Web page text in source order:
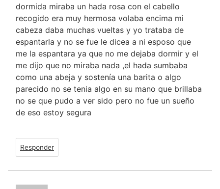
dormida miraba un hada rosa con el cabello
recogido era muy hermosa volaba encima mi
cabeza daba muchas vueltas y yo trataba de
espantarla y no se fue le dicea a ni esposo que
me la espantara ya que no me dejaba dormir y el
me dijo que no miraba nada ,el hada sumbaba
como una abeja y sostenía una barita o algo
parecido no se tenia algo en su mano que brillaba
no se que pudo a ver sido pero no fue un sueño
de eso estoy segura
Responder